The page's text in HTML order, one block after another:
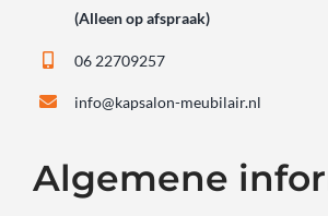
(Alleen op afspraak)
06 22709257
info@kapsalon-meubilair.nl
Algemene